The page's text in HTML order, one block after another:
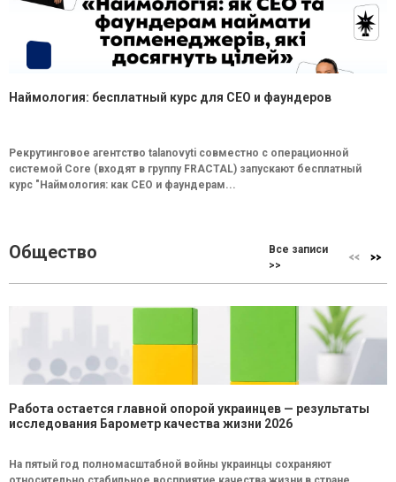
Наймология: бесплатный курс для CEO и фаундеров
Рекрутинговое агентство talanovyti совместно с операционной
системой Core (входят в группу FRACTAL) запускают бесплатный
курс "Наймология: как СEO и фаундерам...
Общество
Все записи
>>
Работа остается главной опорой украинцев — результаты
исследования Барометр качества жизни 2026
На пятый год полномасштабной войны украинцы сохраняют